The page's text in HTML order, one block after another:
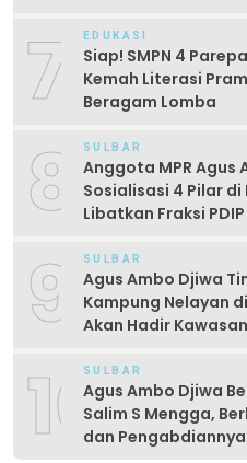
7 EDUKASI
Siap! SMPN 4
Kemah Literasi
Beragam Lomba
8 SULBAR
Anggota MPR Agus
Sosialisasi 4 Pilar di
Libatkan Fraksi
9 SULBAR
Agus Ambo Djiwa
Kampung Nelayan
Akan Hadir
10SULBAR
Agus Ambo Djiwa
Salim S Mengga,
dan